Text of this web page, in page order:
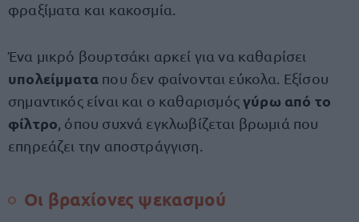
φραξίματα και κακοσμία.
Ένα μικρό βουρτσάκι αρκεί για να καθαρίσει
υπολείμματα που δεν φαίνονται εύκολα. Εξίσου
σημαντικός είναι και ο καθαρισμόςγύρω από το
φίλτρο , όπου συχνά εγκλωβίζεται βρωμιά που
επηρεάζει την αποστράγγιση.
Οι βραχίονες ψεκασμού